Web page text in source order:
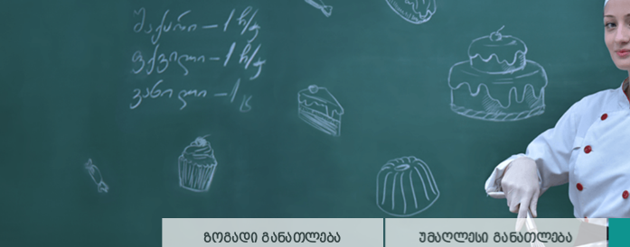
ᲖᲝᲒᲐᲓᲘ ᲒᲐᲜᲐᲗᲚᲔᲑᲐ ᲣᲛᲐᲦᲚᲔᲡᲘ ᲒᲐᲜᲐᲗᲚᲔᲑᲐ